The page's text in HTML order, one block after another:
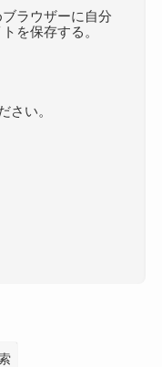
ラウザーに自分
を保存する。
さい。